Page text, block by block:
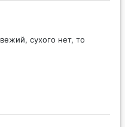
сухого нет, то